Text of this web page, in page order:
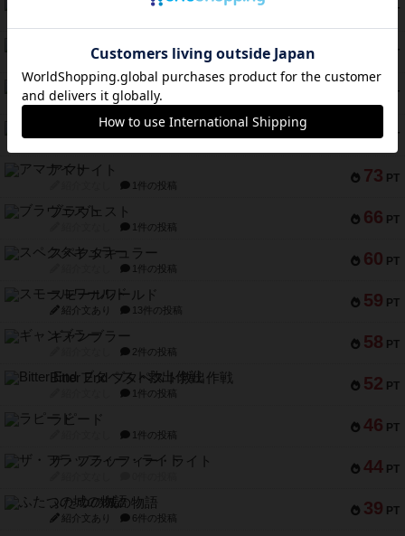
PT
テンプテーション
PT
インドネシア
紹介文あり 2件の投稿
PT
宵と暁の呪文書
紹介文あり 8件の投稿
73 PT
リスボン・トラム 28
73 PT
アマナイト
1件の投稿
66 PT
ブラヴェスト
1件の投稿
60 PT
スペクタキュラー
1件の投稿
59 PT
スモールワールド
紹介文あり 13件の投稿
58 PT
ギャンブラー
2件の投稿
52 PT
Bitter End ブタペスト救出作戦
1件の投稿
46 PT
ラピード
1件の投稿
44 PT
ザ・フラッフィー・ライト
39 PT
ふたつの城の物語
紹介文あり 6件の投稿